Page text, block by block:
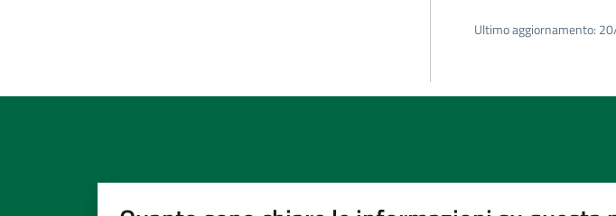
Ultimo aggiornamento: